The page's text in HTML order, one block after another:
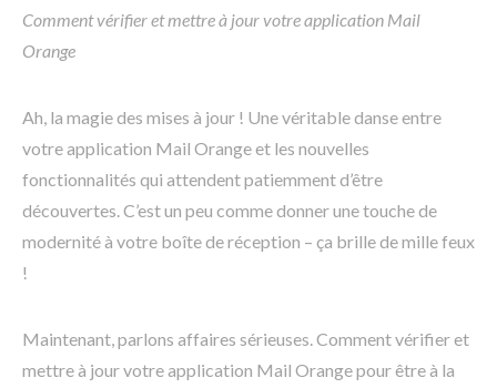
Comment vérifier et mettre à jour votre application Mail
Orange
Ah, la magie des mises à jour ! Une véritable danse entre
votre application Mail Orange et les nouvelles
fonctionnalités qui attendent patiemment d’être
découvertes. C’est un peu comme donner une touche de
modernité à votre boîte de réception – ça brille de mille feux
!
Maintenant, parlons affaires sérieuses. Comment vérifier et
mettre à jour votre application Mail Orange pour être à la